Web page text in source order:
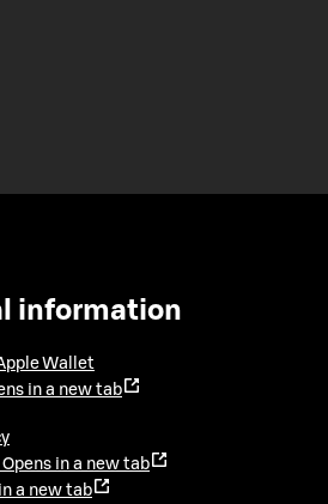
information
Wallet
in a new tab
Opens in a new tab
a new tab